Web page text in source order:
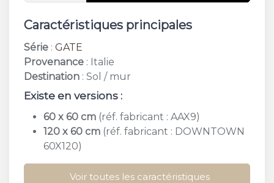
Caractéristiques principales
Série : GATE
Provenance : Italie
Destination : Sol / mur
Existe en versions :
60 x 60 cm (réf. fabricant : AAX9)
120 x 60 cm (réf. fabricant : DOWNTOWN
60X120)
Voir toutes les caractéristiques